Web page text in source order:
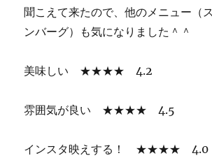
聞こえて来たので、他のメニュー（
ンバーグ）も気になりました＾＾
美味しい ★★★★ 4.2
雰囲気が良い ★★★★ 4.5
インスタ映えする！ ★★★★ 4.0